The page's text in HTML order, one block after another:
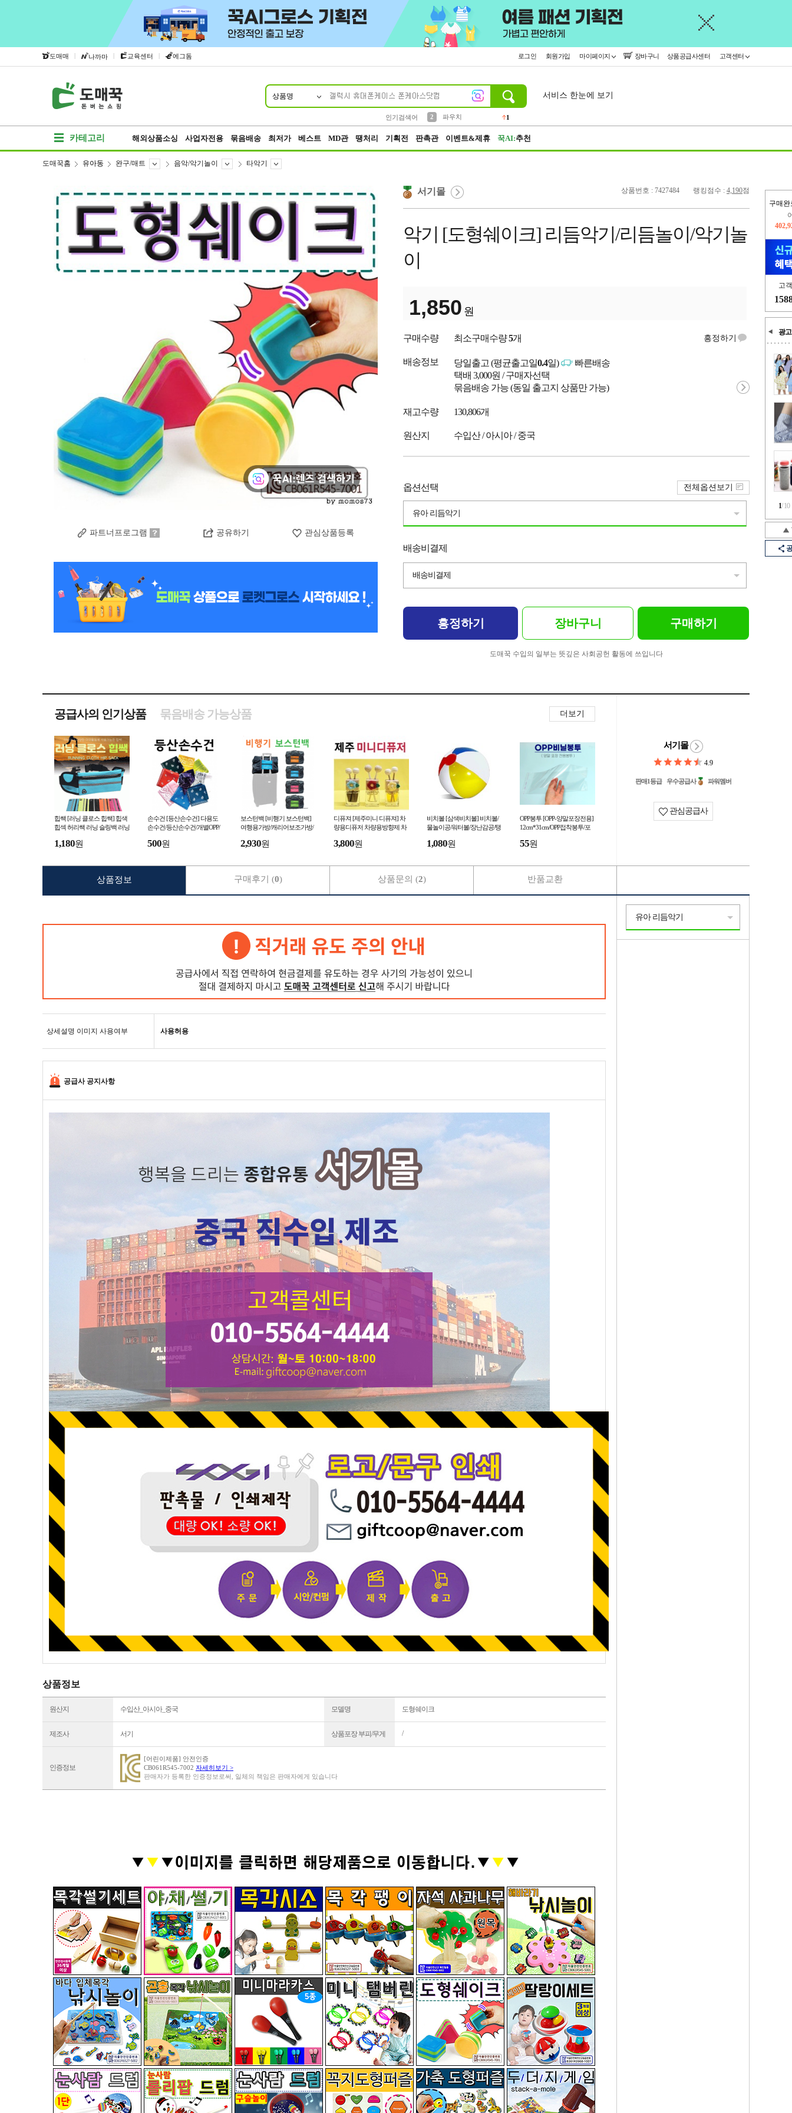
도매매 | 나까마 | 교육센터 | 에그돔 로그인 회원가입 마이페이지 장바구니 상품공급사센터 고객센터
상품명
인기검색어
2
파우치
1
서비스 한눈에 보기
카테고리 해외상품소싱 사업자전용 묶음배송 최저가 베스트 MD관 땡처리 기획전 판촉관 이벤트&제휴 꾹AI:추천
구매완
오
고
광고
1/10
도매꾹홈 유아동 완구/매트 음악/악기놀이 타악기
파트너프로그램 공유하기 관심상품등록
상품번호 : 7427484 랭킹점수 : 4,190점
서기몰
악기 [도형쉐이크] 리듬악기/리듬놀이/악기놀
이
1,850 원
구매수량 최소구매수량5개 흥정하기
배송정보 당일출고 (평균출고일0.4일)
빠른배송
택배 3,000원 / 구매자선택
묶음배송 가능 (동일 출고지 상품만 가능)
재고수량 130,806개
원산지 수입산 / 아시아 / 중국
옵션선택
유아 리듬악기
전체옵션보기
배송비결제
배송비결제
흥정하기 장바구니 구매하기
도매꾹 수입의 일부는 뜻깊은 사회공헌 활동에 쓰입니다
공급사의 인기상품 더보기
묶음배송 가능상품
힙쌕 [러닝 클로스 힙쌕] 힙색
힙섹 허리쌕 러닝 슬링백 러닝
OPP (서기몰)
1,180원
손수건 [등산손수건] 다용도
손수건/등산손수건/개별OPP/
(서기몰)
500원
보스턴백 [비행기 보스턴백]
여행용가방/캐리어보조가방/
접이식백팩 (서기몰)
2,930원
디퓨져 [제주미니 디퓨져] 차
량용디퓨저 차량용방향제 차
형방향제 (서기몰)
3,800원
비치볼 [삼색비치볼] 비치볼/
물놀이공/워터볼/장난감공/탱
용품 (서기몰)
1,080원
OPP봉투 [OPP-양말포장전용]
12cm*31cm/OPP접착봉투/포
(서기몰)
55원
서기몰
4.9
판매1등급 우수공급사 파워멤버
관심공급사
상세설명 이미지 사용여부 사용허용
공급사 공지사항
상품정보
원산지 수입산_아시아_중국 모델명 도형쉐이크
제조사 서기 상품포장 부피/무게 /
인증정보
[어린이제품] 안전인증
CB061R545-7002 자세히보기 >
판매자가 등록한 인증정보로써, 일체의 책임은 판매자에게 있습니다
상품정보 구매후기 (0) 상품문의 (2) 반품교환
유아 리듬악기